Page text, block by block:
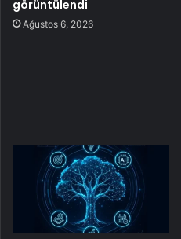
görüntülendi
Ağustos 6, 2026